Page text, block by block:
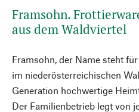
Framsohn.
aus dem Waldviertel
Framsohn, der Name steht
im niederösterreichischen
Generation hochwertige
Der Familienbetrieb legt von